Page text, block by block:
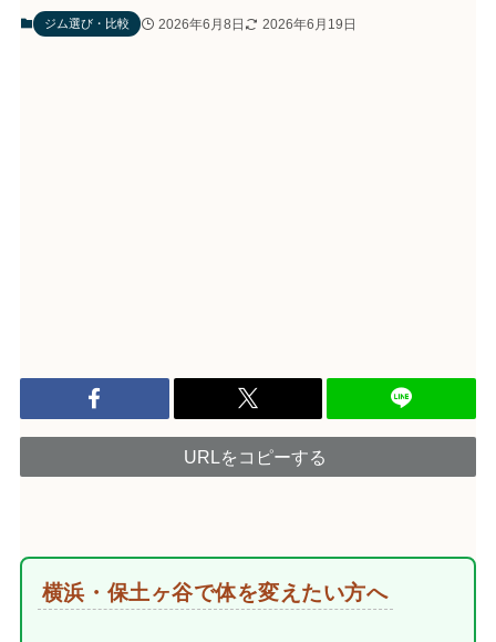
ジム選び・比較 2026年6月8日 2026年6月19日
URLをコピーする
横浜・保土ヶ谷で体を変えたい方へ